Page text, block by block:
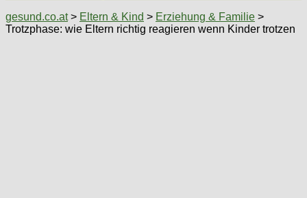
gesund.co.at> Eltern & Kind > Erziehung & Familie >
Trotzphase: wie Eltern richtig reagieren wenn Kinder trotzen